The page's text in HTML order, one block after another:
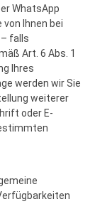
WhatsApp
Ihnen bei
falls
Art. 6 Abs. 1
Ihres
werden wir Sie
weiterer
oder E-